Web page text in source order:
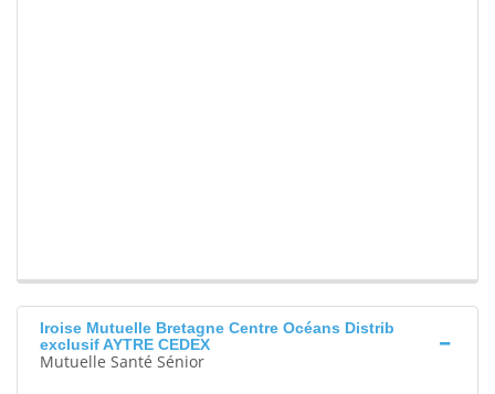
Iroise Mutuelle Bretagne Centre Océans Distrib
exclusif AYTRE CEDEX
Mutuelle Santé Sénior